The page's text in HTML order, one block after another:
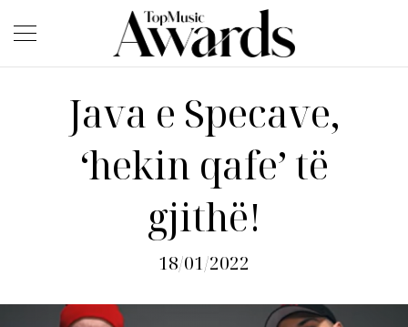
Java e Specave,
‘hekin qafe’ të
gjithë!
18/01/2022